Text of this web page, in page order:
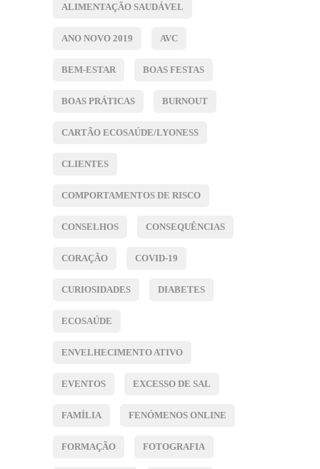
ALIMENTAÇÃO SAUDÁVEL
ANO NOVO 2019 AVC
BEM-ESTAR BOAS FESTAS
BOAS PRÁTICAS BURNOUT
CARTÃO ECOSAÚDE/LYONESS
CLIENTES
COMPORTAMENTOS DE RISCO
CONSELHOS CONSEQUÊNCIAS
CORAÇÃO COVID-19
CURIOSIDADES DIABETES
ECOSAÚDE
ENVELHECIMENTO ATIVO
EVENTOS EXCESSO DE SAL
FAMÍLIA FENÓMENOS ONLINE
FORMAÇÃO FOTOGRAFIA